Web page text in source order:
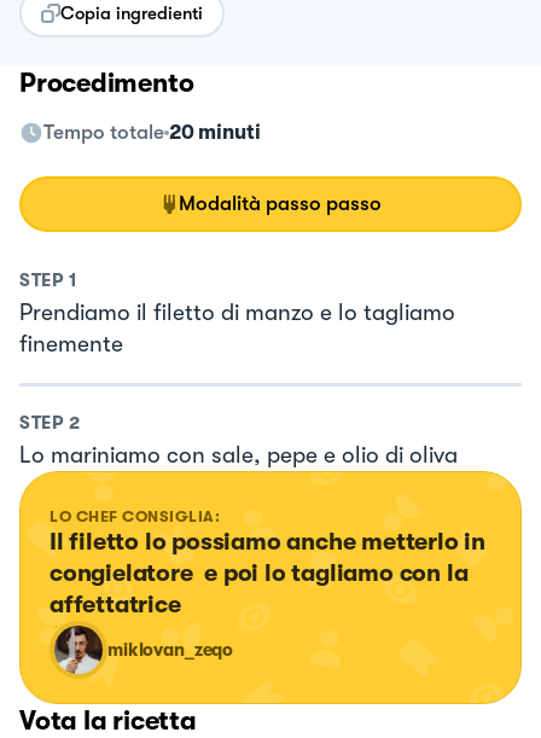
Copia ingredienti
Procedimento
Tempo totale 20 minuti
Modalità passo passo
STEP 1
Prendiamo il filetto di manzo e lo tagliamo
finemente
STEP 2
Lo mariniamo con sale, pepe e olio di oliva
LO CHEF CONSIGLIA:
Il filetto lo possiamo anche metterlo in
congielatore  e poi lo tagliamo con la
affettatrice
miklovan_zeqo
Vota la ricetta